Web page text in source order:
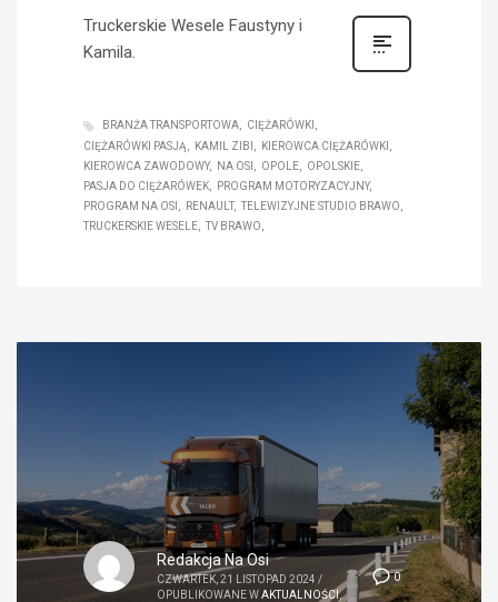
Truckerskie Wesele Faustyny i
Kamila.
BRANŻA TRANSPORTOWA
CIĘŻARÓWKI
CIĘŻARÓWKI PASJĄ
KAMIL ZIBI
KIEROWCA CIĘŻARÓWKI
KIEROWCA ZAWODOWY
NA OSI OPOLE
OPOLSKIE
PASJA DO CIĘŻARÓWEK
PROGRAM MOTORYZACYJNY
PROGRAM NA OSI
RENAULT
TELEWIZYJNE STUDIO BRAWO
TRUCKERSKIE WESELE
TV BRAWO
0
Redakcja Na Osi
CZWARTEK, 21 LISTOPAD 2024 /
OPUBLIKOWANE WAKTUALNOŚCI,